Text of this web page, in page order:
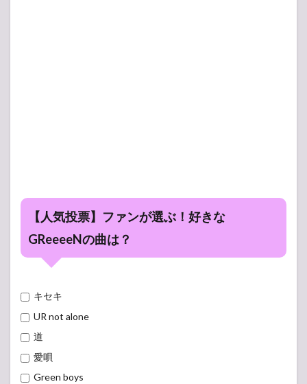
【人気投票】ファンが選ぶ！好きな
GReeeeNの曲は？
キセキ
UR not alone
道
愛唄
Green boys